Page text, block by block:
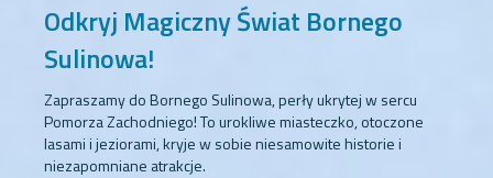
Odkryj Magiczny Świat Bornego
Sulinowa!
Zapraszamy do Bornego Sulinowa, perły ukrytej w sercu
Pomorza Zachodniego! To urokliwe miasteczko, otoczone
lasami i jeziorami, kryje w sobie niesamowite historie i
niezapomniane atrakcje.